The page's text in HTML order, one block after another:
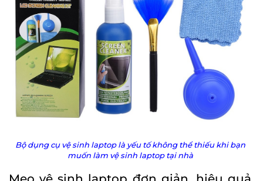
Bộ dụng cụ vệ sinh laptop là yếu tố không thể thiếu khi bạn
muốn làm vệ sinh laptop tại nhà